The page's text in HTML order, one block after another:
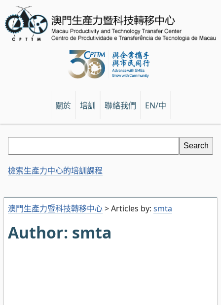
關於 培訓 聯絡我們 EN/中
澳門生產力暨科技轉移中心>Articles by: smta
Author: smta
檢索生產力中心的培訓課程